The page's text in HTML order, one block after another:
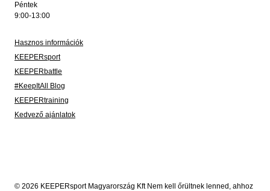
Péntek
9:00-13:00
Hasznos információk
KEEPERsport
KEEPERbattle
#KeepItAll Blog
KEEPERtraining
Kedvező ajánlatok
© 2026 KEEPERsport Magyarország Kft Nem kell őrültnek lenned, ahhoz